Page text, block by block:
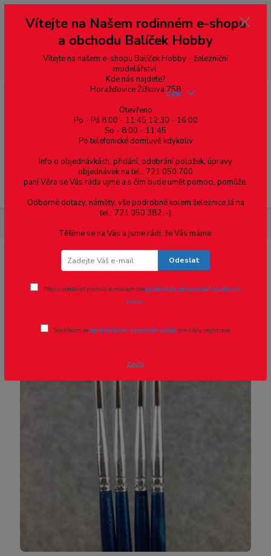
--- pro zákazníky ze Slovenska a jiných zemí, pokud chcete platit v eurech
přepněte si e-shop na euro 💶 pro přepočet měny - pravý horní roh ---
dobírky – pokud si z nějakého důvodu zásilku nevyzvednete, bude po
domluvě zaslána znovu s opětovnou platbou za poštovné, v opačném
případě bude zrušena a účet přidán na blacklist a rušeny následující
objednávky.
Menu
CZK
Miniaturní štětec - velikost 0
Novinka Akce
Vítejte na Našem rodinném e-shopu
a obchodu Balíček Hobby
Vítejte na našem e-shopu Balíček Hobby - železniční
modelářství.
Kde nás najdete?
Horažďovice Žižkova 758
Otevřeno
Po - Pá 8:00 - 11:45 12:30 - 16:00
So - 8:00 - 11:45
Po telefonické domluvě kdykoliv
Info o objednávkách, přidání, odebrání položek, úpravy
objednávek na tel.: 721 050 700
paní Věra se Vás ráda ujme a s čím bude umět pomoci, pomůže.
Odborné dotazy, náměty, vše podrobné kolem železnice Já na
tel.: 721 050 382 :-)
Těšíme se na Vás a jsme rádi, že Vás máme.
Odeslat
Přeji si odebírat novinky e-mailem dlepodmínek zpracování osobních
údajů.
Souhlasím se zpracováním osobních údajů pro účely registrace.
Zavřít